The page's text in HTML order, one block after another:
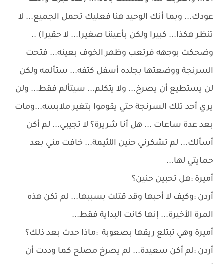
عودك... وبما أنك الوحيد هنا فعليك تحمل الجميع... لا
تنظر هكذا... كبيرا ولكن بأعيننا صغيرا... لا حقيرا) ..
وضحكت بوجهه فرتعب وظهر الخوف بعينه... فتحت
السرنجة ووضعتها بجلده أسفل كتفه... ستألمه ولكن
لن يستطيع أن يصرخ... ولا يتكلم... سيتألم فقط... ولن
يري أحد تلك السرنجة حتي يقوموا بتغير ملابسه...ومات
بعد عدة ساعات ... هل أنا شريرة؟ لا تجيبي... لم أكن
أسألك... لم تشكرني حنين اللئيمة... خافت مني بعد
حمايتي لها...
أميرة :هل تحبين حنين؟
أردن :وكيف لا أحبها وقد قتلت بسببها... لم تكن هذه
المرة الأخيرة... إنها كانت البداية فقط...
أميرة وهي تبتلع ريقها بصعوبة :ماذا حدث بعد ذلك؟
أردن :لم أكن سعيدة... لم يصرخ مصلح كما وددت أن